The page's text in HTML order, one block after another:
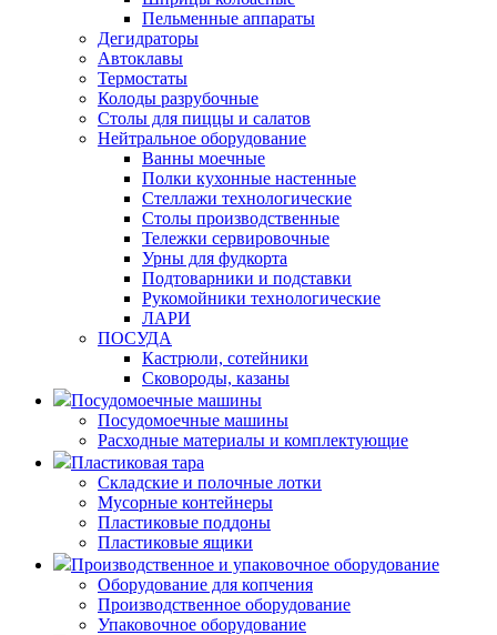
Пельменные аппараты
Дегидраторы
Автоклавы
Термостаты
Колоды разрубочные
Столы для пиццы и салатов
Нейтральное оборудование
Ванны моечные
Полки кухонные настенные
Стеллажи технологические
Столы производственные
Тележки сервировочные
Урны для фудкорта
Подтоварники и подставки
Рукомойники технологические
ЛАРИ
ПОСУДА
Кастрюли, сотейники
Сковороды, казаны
Посудомоечные машины
Посудомоечные машины
Расходные материалы и комплектующие
Пластиковая тара
Складские и полочные лотки
Мусорные контейнеры
Пластиковые поддоны
Пластиковые ящики
Производственное и упаковочное оборудование
Оборудование для копчения
Производственное оборудование
Упаковочное оборудование